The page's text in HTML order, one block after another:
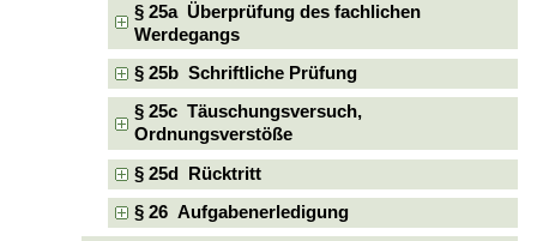
§ 25a Überprüfung des fachlichen
Werdegangs
§ 25b Schriftliche Prüfung
§ 25c Täuschungsversuch,
Ordnungsverstöße
§ 25d Rücktritt
§ 26 Aufgabenerledigung